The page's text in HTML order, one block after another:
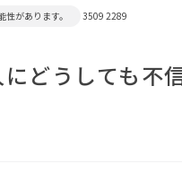
があります。 3509 2289
どうしても不